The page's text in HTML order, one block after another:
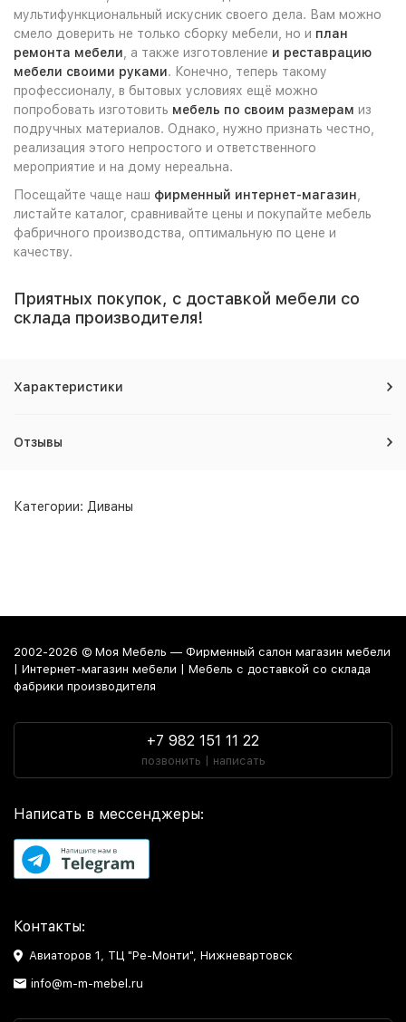
мультифункциональный искусник своего дела. Вам можно
смело доверить не только сборку мебели, но и план
ремонта мебели , а также изготовление и реставрацию
мебели своими руками. Конечно, теперь такому
профессионалу, в бытовых условиях ещё можно
попробовать изготовить мебель по своим размерам из
подручных материалов. Однако, нужно признать честно,
реализация этого непростого и ответственного
мероприятие и на дому нереальна.
Посещайте чаще наш фирменный интернет-магазин
листайте каталог, сравнивайте цены и покупайте мебель
фабричного производства, оптимальную по цене и
качеству.
Приятных покупок, с доставкой мебели со
склада производителя!
Характеристики
Отзывы
Категории: Диваны
2002-2026 © Моя Мебель — Фирменный салон магазин мебели
| Интернет-магазин мебели | Мебель с доставкой со склада
фабрики производителя
+7 982 151 11 22
позвонить | написать
Написать в мессенджеры:
Контакты:
Авиаторов 1, ТЦ "Ре-Монти", Нижневартовск
info@m-m-mebel.ru